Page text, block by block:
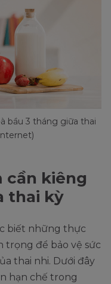
bầu 3 tháng giữa thai
cần kiêng
thai kỳ
biết những thực
trọng để bảo vệ sức
thai nhi. Dưới đây
hạn chế trong